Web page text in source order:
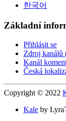
한국어
Základní
Přihlásit se
Zdroj kanálů
Kanál
Česká
Copyright © 2022
Kale by